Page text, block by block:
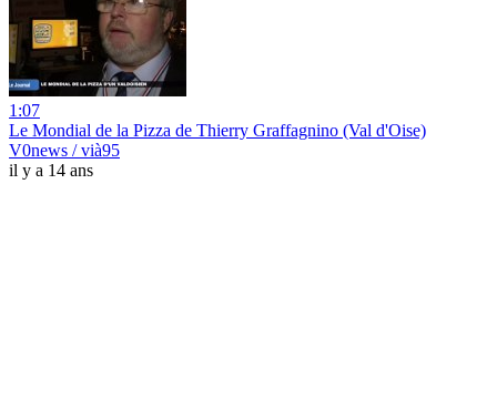
1:07
Le Mondial de la Pizza de Thierry Graffagnino (Val d'Oise)
V0news / vià95
il y a 14 ans